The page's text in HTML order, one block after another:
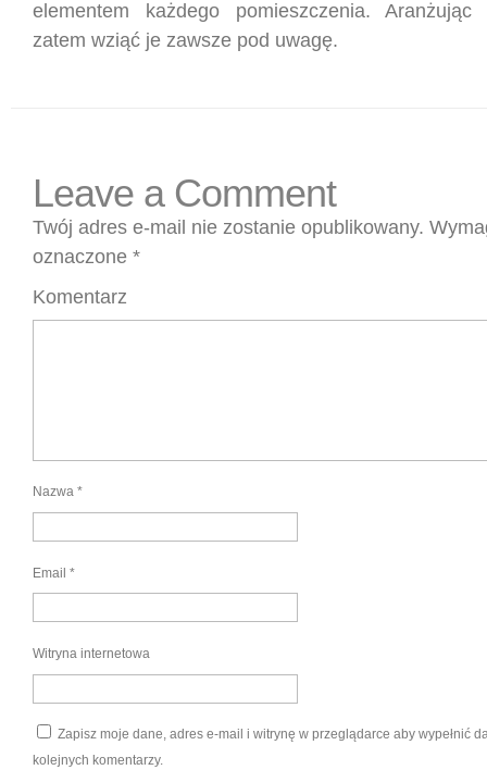
elementem każdego pomieszczenia.
zatem wziąć je zawsze pod uwagę.
Leave a Comment
Twój adres e-mail nie zostanie opublikowany.
oznaczone *
Komentarz
Nazwa *
Email *
Witryna internetowa
Zapisz moje dane, adres e-mail i witrynę w przeglądarce aby wypełnić
kolejnych komentarzy.